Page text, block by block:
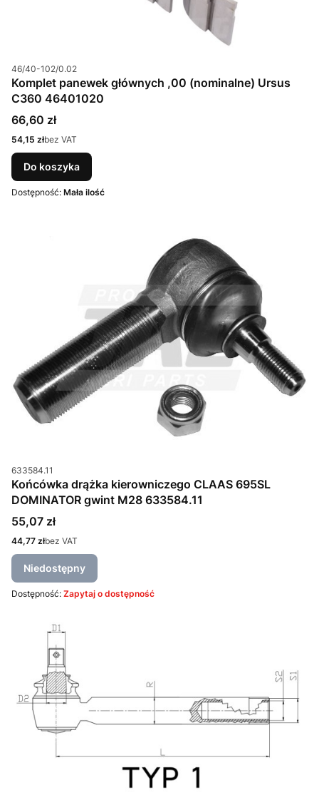
Kod produktu
46/40-102/0.02
Komplet panewek głównych ,00 (nominalne) Ursus
C360 46401020
Cena
66,60 zł
Cena
54,15 złbez VAT
Do koszyka
Dostępność: Mała ilość
Kod produktu
633584.11
Końcówka drążka kierowniczego CLAAS 695SL
DOMINATOR gwint M28 633584.11
Cena
55,07 zł
Cena
44,77 złbez VAT
Niedostępny
Dostępność: Zapytaj o dostępność